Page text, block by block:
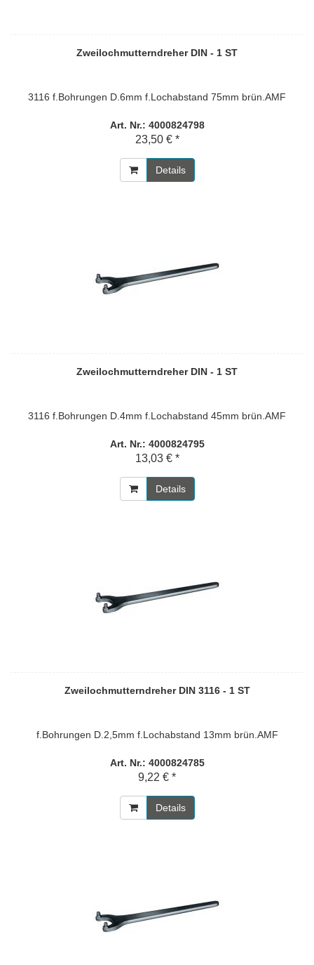
Zweilochmutterndreher DIN - 1 ST
3116 f.Bohrungen D.6mm f.Lochabstand 75mm brün.AMF
Art. Nr.: 4000824798
23,50 € *
Details
Zweilochmutterndreher DIN - 1 ST
3116 f.Bohrungen D.4mm f.Lochabstand 45mm brün.AMF
Art. Nr.: 4000824795
13,03 € *
Details
Zweilochmutterndreher DIN 3116 - 1 ST
f.Bohrungen D.2,5mm f.Lochabstand 13mm brün.AMF
Art. Nr.: 4000824785
9,22 € *
Details